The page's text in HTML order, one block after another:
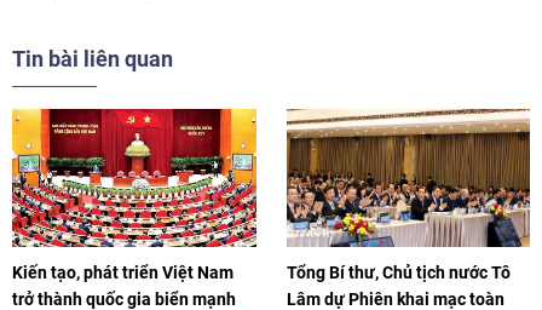
chức Trưởng Ban Kinh tế Trung
ương.
Tin bài liên quan
Kiến tạo, phát triển Việt Nam
trở thành quốc gia biển mạnh
Tổng Bí thư, Chủ tịch nước Tô
Lâm dự Phiên khai mạc toàn